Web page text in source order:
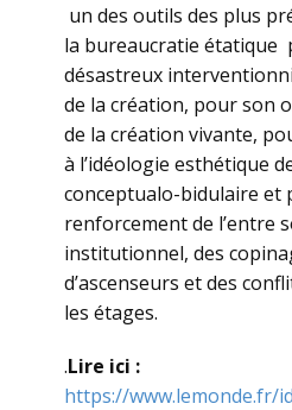
un des outils des plus
la bureaucratie étatique
désastreux
de la création, pour son
de la création vivante,
à l’idéologie esthétique
conceptualo-bidulaire et
renforcement de l’entre
institutionnel, des
d’ascenseurs et des
les étages.
.Lire ici :
https://www.lemonde.fr/